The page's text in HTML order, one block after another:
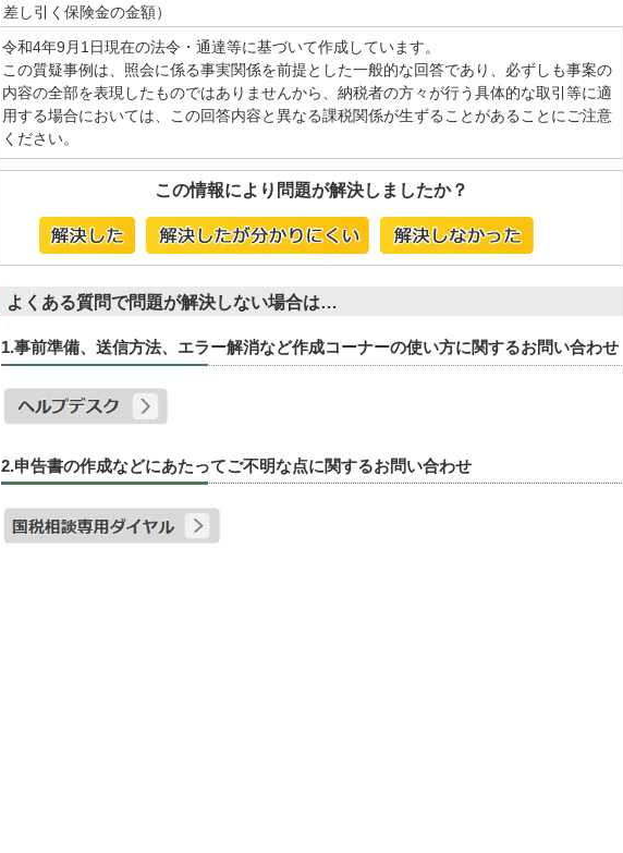
差し引く保険金の金額）
令和4年9月1日現在の法令・通達等に基づいて作成しています。
この質疑事例は、照会に係る事実関係を前提とした一般的な回答であり、必ずしも事案の
内容の全部を表現したものではありませんから、納税者の方々が行う具体的な取引等に適
用する場合においては、この回答内容と異なる課税関係が生ずることがあることにご注意
ください。
この情報により問題が解決しましたか？
よくある質問で問題が解決しない場合は…
1.事前準備、送信方法、エラー解消など作成コーナーの使い方に関するお問い合わせ
2.申告書の作成などにあたってご不明な点に関するお問い合わせ